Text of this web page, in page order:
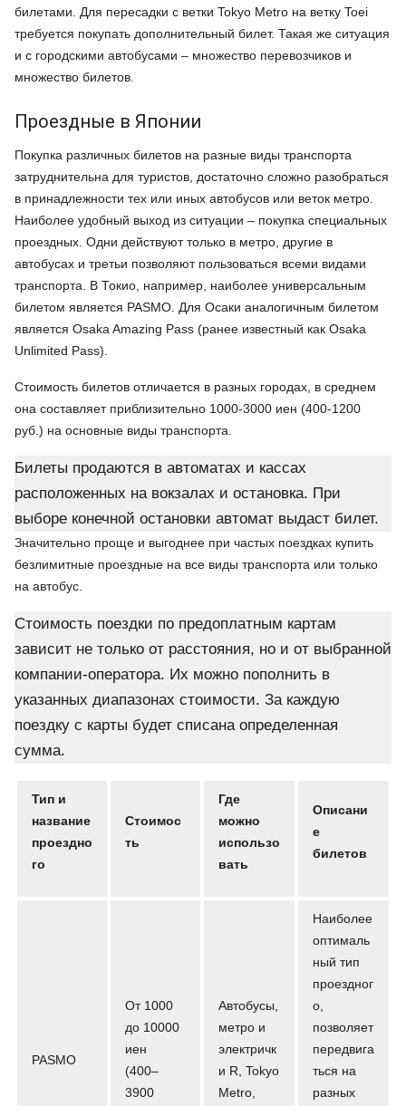
билетами. Для пересадки с ветки Tokyo Metro на ветку Toei
требуется покупать дополнительный билет. Такая же ситуация
и с городскими автобусами – множество перевозчиков и
множество билетов.
Проездные в Японии
Покупка различных билетов на разные виды транспорта
затруднительна для туристов, достаточно сложно разобраться
в принадлежности тех или иных автобусов или веток метро.
Наиболее удобный выход из ситуации – покупка специальных
проездных. Одни действуют только в метро, другие в
автобусах и третьи позволяют пользоваться всеми видами
транспорта. В Токио, например, наиболее универсальным
билетом является PASMO. Для Осаки аналогичным билетом
является Osaka Amazing Pass (ранее известный как Osaka
Unlimited Pass).
Стоимость билетов отличается в разных городах, в среднем
она составляет приблизительно 1000-3000 иен (400-1200
руб.) на основные виды транспорта.
Билеты продаются в автоматах и кассах
расположенных на вокзалах и остановка. При
выборе конечной остановки автомат выдаст билет.
Значительно проще и выгоднее при частых поездках купить
безлимитные проездные на все виды транспорта или только
на автобус.
Стоимость поездки по предоплатным картам
зависит не только от расстояния, но и от выбранной
компании-оператора. Их можно пополнить в
указанных диапазонах стоимости. За каждую
поездку с карты будет списана определенная
сумма.
Тип и
название
проездно
го
Стоимос
ть
Где
можно
использо
вать
Описани
е
билетов
PASMO
От 1000
до 10000
иен
(400–
3900
Автобусы,
метро и
электричк
и R, Tokyo
Metro,
Наиболее
оптималь
ный тип
проездног
о,
позволяет
передвига
ться на
разных